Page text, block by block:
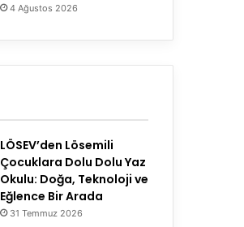
4 Ağustos 2026
LÖSEV’den Lösemili
Çocuklara Dolu Dolu Yaz
Okulu: Doğa, Teknoloji ve
Eğlence Bir Arada
31 Temmuz 2026